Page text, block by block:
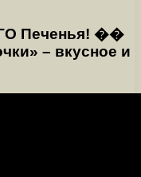
Печенья! ��
– вкусное и